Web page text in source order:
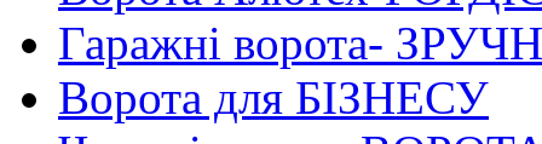
Гаражні ворота-
Ворота для БІЗНЕСУ